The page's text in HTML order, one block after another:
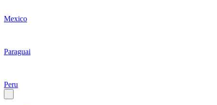
Mexico
Paraguai
Peru